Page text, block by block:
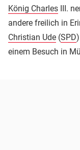
König Charles III.
andere freilich in
Christian Ude (SPD
einem Besuch in